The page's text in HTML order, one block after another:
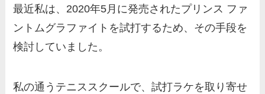
最近私は、2020年5月に発売されたプリンス ファ
ントムグラファイトを試打するため、その手段を
検討していました。
私の通うテニススクールで、試打ラケを取り寄せ